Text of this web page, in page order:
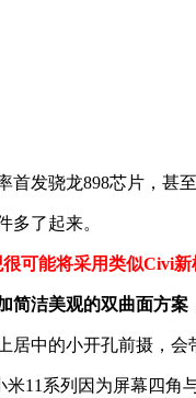
发骁龙898芯片，
多了起来。
可能将采用类似Civi
简洁美观的双曲面方案
中的小开孔前摄，会
11系列因为屏幕四